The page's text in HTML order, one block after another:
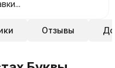
Отзывы